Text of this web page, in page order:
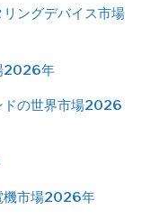
ングデバイス市場
2026年
ドの世界市場2026
機市場2026年